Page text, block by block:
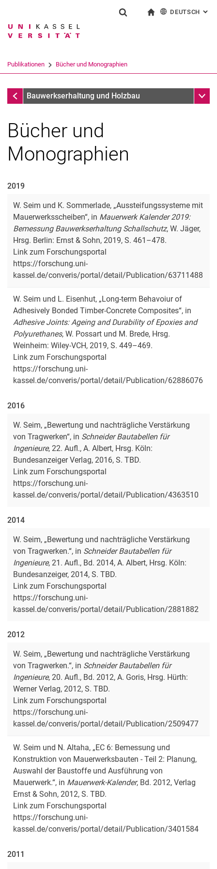
Springe direkt zu: Inhalt
Springe direkt zu: Suche
Springe direkt zu:
Suchbegriff
Suchen (öffnet externen Link in einem
DEUTSCH :
Publikationen Bücher und Monographien
Publikationen
Bauwerkserhaltung und Holzbau
Bücher und Monographien
Zeitschriften
Konferenzen
Dissertationen
Bücher und
Monographien
2019
W. Seim und K. Sommerlade, „Aussteifungssysteme mit
Mauerwerksscheiben“, in Mauerwerk Kalender 2019:
Bemessung Bauwerkserhaltung Schallschutz, W. Jäger,
Hrsg. Berlin: Ernst & Sohn, 2019, S. 461–478.
Link zum Forschungsportal
https://forschung.uni-
kassel.de/converis/portal/detail/Publication/63711488
W. Seim und L. Eisenhut, „Long-term Behavoiur of
Adhesively Bonded Timber-Concrete Composites“, in
Adhesive Joints: Ageing and Durability of Epoxies and
Polyurethanes, W. Possart und M. Brede, Hrsg.
Weinheim: Wiley-VCH, 2019, S. 449–469.
Link zum Forschungsportal
https://forschung.uni-
kassel.de/converis/portal/detail/Publication/62886076
2016
W. Seim, „Bewertung und nachträgliche Verstärkung
von Tragwerken“, in Schneider Bautabellen für
Ingenieure, 22. Aufl., A. Albert, Hrsg. Köln:
Bundesanzeiger Verlag, 2016, S. TBD.
Link zum Forschungsportal
https://forschung.uni-
kassel.de/converis/portal/detail/Publication/4363510
2014
W. Seim, „Bewertung und nachträgliche Verstärkung
von Tragwerken.“, in Schneider Bautabellen für
Ingenieure, 21. Aufl., Bd. 2014, A. Albert, Hrsg. Köln:
Bundesanzeiger, 2014, S. TBD.
Link zum Forschungsportal
https://forschung.uni-
kassel.de/converis/portal/detail/Publication/2881882
2012
W. Seim, „Bewertung und nachträgliche Verstärkung
von Tragwerken.“, in Schneider Bautabellen für
Ingenieure, 20. Aufl., Bd. 2012, A. Goris, Hrsg. Hürth:
Werner Verlag, 2012, S. TBD.
Link zum Forschungsportal
https://forschung.uni-
kassel.de/converis/portal/detail/Publication/2509477
W. Seim und N. Altaha, „EC 6: Bemessung und
Konstruktion von Mauerwerksbauten - Teil 2: Planung,
Auswahl der Baustoffe und Ausführung von
Mauerwerk.“, in Mauerwerk-Kalender, Bd. 2012, Verlag
Ernst & Sohn, 2012, S. TBD.
Link zum Forschungsportal
https://forschung.uni-
kassel.de/converis/portal/detail/Publication/3401584
2011